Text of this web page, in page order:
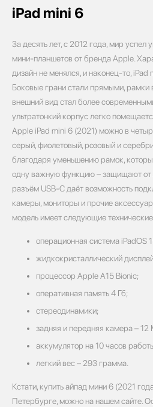
iPad mini 6
За десять лет, с 2012 года, мир успел
мини-планшетов от бренда Apple.
дизайн не менялся, и наконец-то, iPad
Боковые грани стали прямыми, рамки
внешний вид стал более
ультратонкий корпус легко
Apple iPad mini 6 (2021) можно в
серый, фиолетовый, розовый и
благодаря уменьшению рамок,
одну важную функцию – защищают от
разъём USB-C даёт возможность
камеры, мониторы и прочие
модель имеет следующие
операционная система iPadOS
жидкокристаллический
процессор Apple A15 Bionic;
оперативная память 4 Гб;
стереодинамики;
задняя и передняя камера – 12
аккумулятор на 10 часов
легкий вес – 293 грамма.
Кстати, купить айпад мини 6 (2021
Петербурге, можно на нашем сайте.